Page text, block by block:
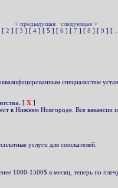
< предыдущая
следующая >
[2 ] [3 ] [4 ] [ 5 ] [6 ] [7 ] [8 ] [9 ] [...
специалистам
[ X ]
в Нижнем Новгороде. Все вакансии
услуги для соискателей.
1000-1500$ в месяц, теперь по